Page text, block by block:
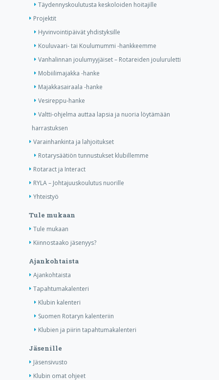
Täydennyskoulutusta keskoloiden hoitajille
Projektit
Hyvinvointipäivät yhdistyksille
Kouluvaari- tai Koulumummi -hankkeemme
Vanhalinnan joulumyyjäiset – Rotareiden jouluruletti
Mobiilimajakka -hanke
Majakkasairaala -hanke
Vesireppu-hanke
Valtti-ohjelma auttaa lapsia ja nuoria löytämään
harrastuksen
Varainhankinta ja lahjoitukset
Rotarysäätiön tunnustukset klubillemme
Rotaract ja Interact
RYLA – Johtajuuskoulutus nuorille
Yhteistyö
Tule mukaan
Tule mukaan
Kiinnostaako jäsenyys?
Ajankohtaista
Ajankohtaista
Tapahtumakalenteri
Klubin kalenteri
Suomen Rotaryn kalenteriin
Klubien ja piirin tapahtumakalenteri
Jäsenille
Jäsensivusto
Klubin omat ohjeet